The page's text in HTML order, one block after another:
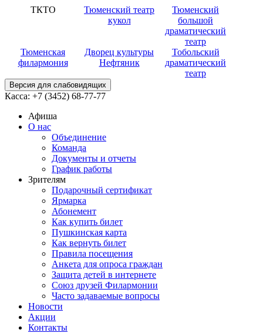
ТКТО
Тюменский театр
кукол
Тюменский
большой
драматический
театр
Тюменская
филармония
Дворец культуры
Нефтяник
Тобольский
драматический
театр
Версия для слабовидящих
Касса: +7 (3452) 68-77-77
Афиша
О нас
Объединение
Команда
Документы и отчеты
График работы
Зрителям
Подарочный сертификат
Ярмарка
Абонемент
Как купить билет
Пушкинская карта
Как вернуть билет
Правила посещения
Анкета для опроса граждан
Защита детей в интернете
Союз друзей Филармонии
Часто задаваемые вопросы
Новости
Акции
Контакты